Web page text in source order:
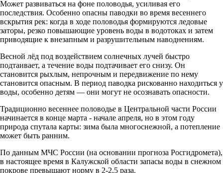
Может развиваться на фоне половодья, усиливая его
последствия. Особенно опасны паводки во время весеннего
вскрытия рек: когда в ходе половодья формируются ледовые
заторы, резко повышающие уровень воды в водотоках и затем
приводящие к внезапным и разрушительным наводнениям.
️Весной лёд под воздействием солнечных лучей быстро
подтаивает, а течение воды подтачивает его снизу. Он
становится рыхлым, непрочным и передвижение по нему
становится опасным. В период паводка рискованно находиться у
воды, особенно детям — они могут не осознавать опасности.
Традиционно весеннее половодье в Центральной части России
начинается в конце марта - начале апреля, но в этом году
природа спутала карты: зима была многоснежной, а потепление
может быть ранним.
По данным МЧС России (на основании прогноза Росгидромета),
в настоящее время в Калужской области запасы воды в снежном
покрове превышают норму в 2-2,5 раза.